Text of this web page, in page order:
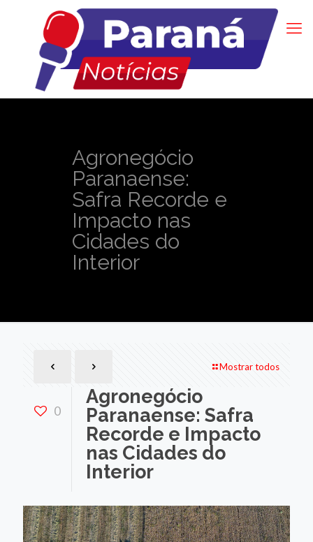
Agronegócio
Paranaense:
Safra Recorde e
Impacto nas
Cidades do
Interior
Mostrar todos
0
Agronegócio
Paranaense: Safra
Recorde e Impacto
nas Cidades do
Interior